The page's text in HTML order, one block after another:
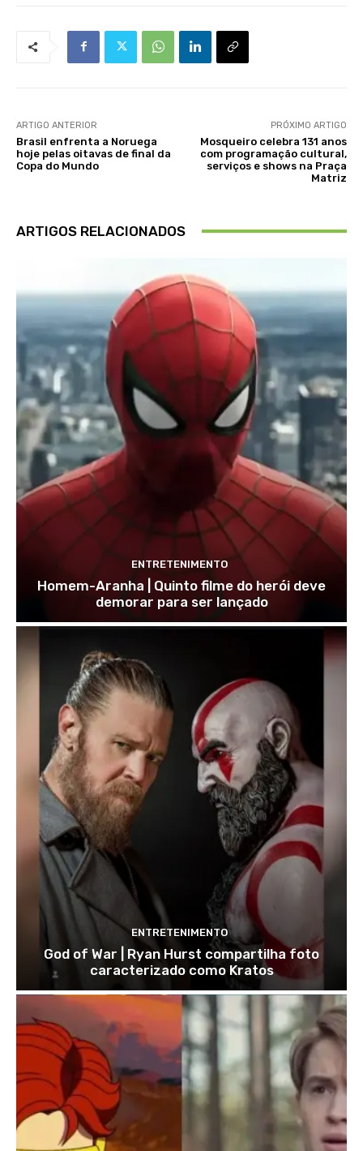
ARTIGO ANTERIOR
Brasil enfrenta a Noruega
hoje pelas oitavas de final da
Copa do Mundo
PRÓXIMO ARTIGO
Mosqueiro celebra 131 anos
com programação cultural,
serviços e shows na Praça
Matriz
ARTIGOS RELACIONADOS
ENTRETENIMENTO
Homem-Aranha | Quinto filme do herói deve
demorar para ser lançado
ENTRETENIMENTO
God of War | Ryan Hurst compartilha foto
caracterizado como Kratos